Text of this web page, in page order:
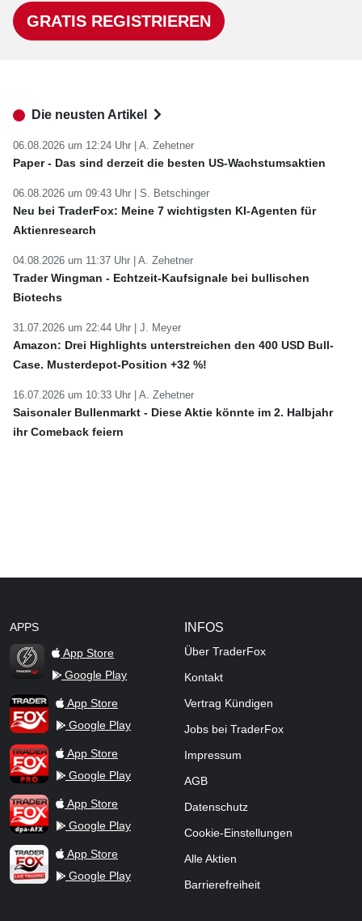
GRATIS REGISTRIEREN
Die neusten Artikel
06.08.2026 um 12:24 Uhr | A. Zehetner
Paper - Das sind derzeit die besten US-Wachstumsaktien
06.08.2026 um 09:43 Uhr | S. Betschinger
Neu bei TraderFox: Meine 7 wichtigsten KI-Agenten für
Aktienresearch
04.08.2026 um 11:37 Uhr | A. Zehetner
Trader Wingman - Echtzeit-Kaufsignale bei bullischen
Biotechs
31.07.2026 um 22:44 Uhr | J. Meyer
Amazon: Drei Highlights unterstreichen den 400 USD Bull-
Case. Musterdepot-Position +32 %!
16.07.2026 um 10:33 Uhr | A. Zehetner
Saisonaler Bullenmarkt - Diese Aktie könnte im 2. Halbjahr
ihr Comeback feiern
APPS
TraderFox Flash
App Store
Google Play
TraderFox AppApp Store
Google Play
TraderFox ProApp Store
Google Play
TraderFox dpa-AFX ProFeed
App Store
Google Play
TraderFox Live Trading
App Store
Google Play
INFOS
Über TraderFox
Kontakt
Vertrag Kündigen
Jobs bei TraderFox
Impressum
AGB
Datenschutz
Cookie-Einstellungen
Alle Aktien
Barrierefreiheit